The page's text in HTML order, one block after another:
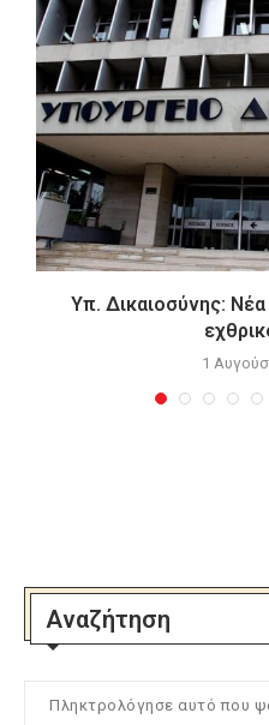
Υπ. Δικαιοσύνης:
1
Αναζήτηση